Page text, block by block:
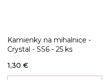
Kamienky na mihalnice -
Crystal - SS6 - 25 ks
1,30 €